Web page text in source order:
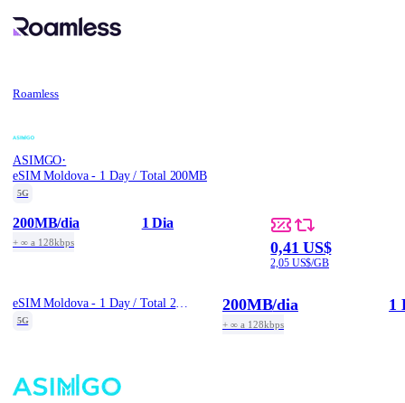
Roamless
ASIMGO·
eSIM Moldova - 1 Day / Total 200MB
5G
200MB/dia
+ ∞ a 128kbps
1 Dia
0,41 US$
2,05 US$/GB
5G
200MB/dia
+ ∞ a 128kbps
1